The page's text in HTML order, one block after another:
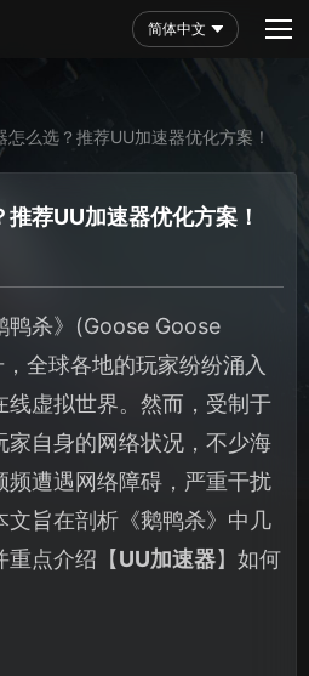
简体中文
怎么选？推荐UU加速器优化方案！
荐UU加速器优化方案！
鸭杀》(Goose Goose
全球各地的玩家纷纷涌入
线虚拟世界。然而，受制于
家自身的网络状况，不少海
频遭遇网络障碍，严重干扰
文旨在剖析《鹅鸭杀》中几
重点介绍【UU加速器】如何